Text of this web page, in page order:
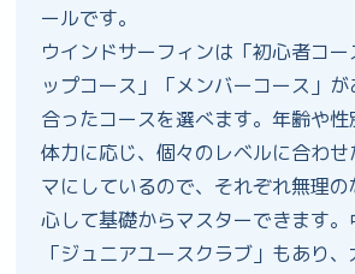
ールです。
ウインドサーフィンは「初心者コ
ップコース」「メンバーコース」
合ったコースを選べます。年齢や
体力に応じ、個々のレベルに合わせ
マにしているので、それぞれ無理
心して基礎からマスターできます。
「ジュニアユースクラブ」もあり